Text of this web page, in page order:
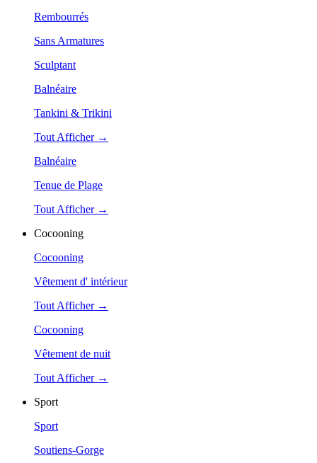
Rembourrés
Sans Armatures
Sculptant
Balnéaire
Tankini & Trikini
Tout Afficher →
Balnéaire
Tenue de Plage
Tout Afficher →
Cocooning
Cocooning
Vêtement d' intérieur
Tout Afficher →
Cocooning
Vêtement de nuit
Tout Afficher →
Sport
Sport
Soutiens-Gorge